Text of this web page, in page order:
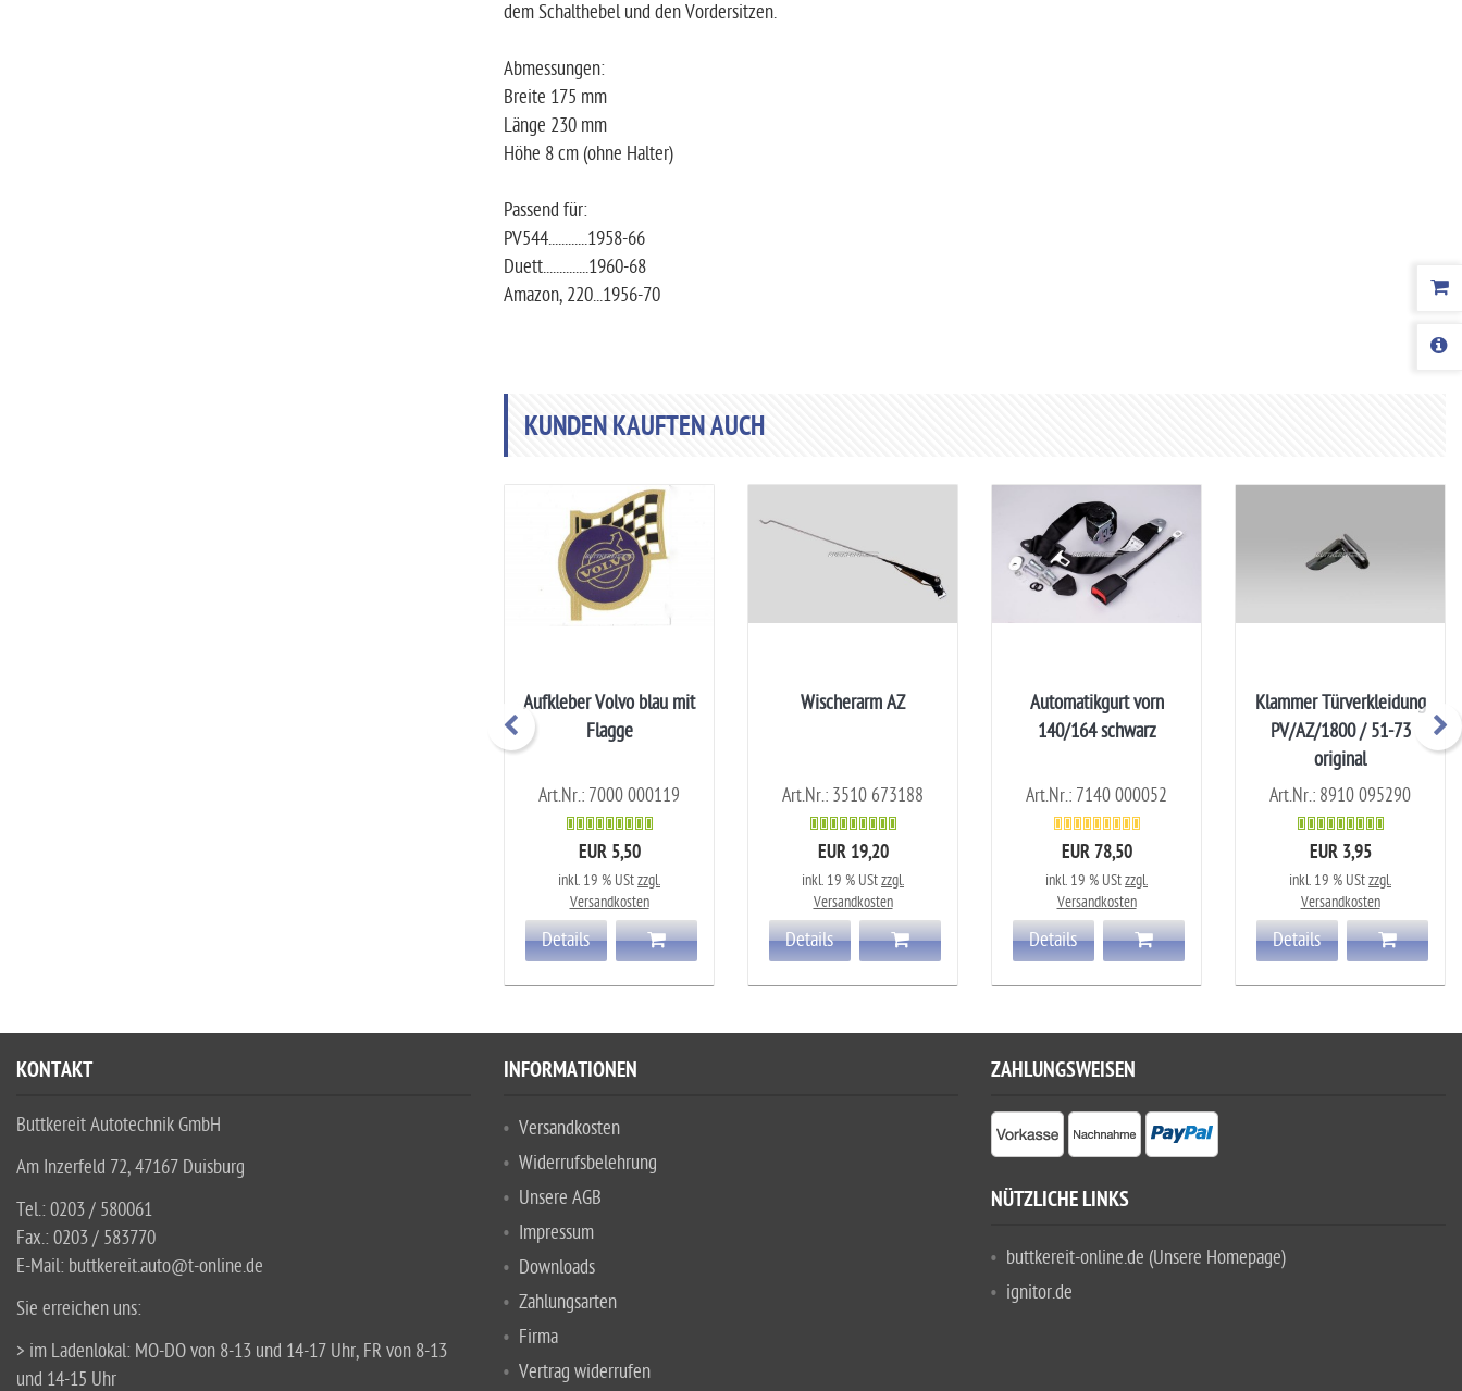
dem Schalthebel und den Vordersitzen.
Abmessungen:
Breite 175 mm
Länge 230 mm
Höhe 8 cm (ohne Halter)
Passend für:
PV544............1958-66
Duett..............1960-68
Amazon, 220...1956-70
KUNDEN KAUFTEN AUCH
Aufkleber Volvo blau mit
Flagge
Art.Nr.: 7000 000119
EUR 5,50
inkl. 19 % UStzzgl.
Versandkosten
Details
Wischerarm AZ
Art.Nr.: 3510 673188
EUR 19,20
inkl. 19 % UStzzgl.
Versandkosten
Details
Automatikgurt vorn
140/164 schwarz
Art.Nr.: 7140 000052
EUR 78,50
inkl. 19 % UStzzgl.
Versandkosten
Details
Klammer Türverkleidung
PV/AZ/1800 / 51-73
original
Art.Nr.: 8910 095290
EUR 3,95
inkl. 19 % UStzzgl.
Versandkosten
Details
KONTAKT
Buttkereit Autotechnik GmbH
Am Inzerfeld 72, 47167 Duisburg
Tel.: 0203 / 580061
Fax.: 0203 / 583770
E-Mail: buttkereit.auto@t-online.de
Sie erreichen uns:
> im Ladenlokal: MO-DO von 8-13 und 14-17 Uhr, FR von 8-13
und 14-15 Uhr
INFORMATIONEN
Versandkosten
Widerrufsbelehrung
Unsere AGB
Impressum
Downloads
Zahlungsarten
Firma
Vertrag widerrufen
ZAHLUNGSWEISEN
NÜTZLICHE LINKS
buttkereit-online.de (Unsere Homepage)
ignitor.de